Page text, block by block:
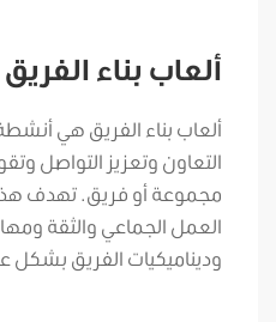
ألعاب بناء الفريق
ألعاب بناء الفريق هي
التعاون وتعزيز التواصل
مجموعة أو فريق. تهدف
العمل الجماعي والثقة
وديناميكيات الفريق بشكل